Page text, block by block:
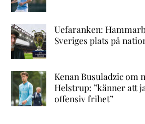
Uefaranken:
Sveriges plats på
Kenan Busuladzic om
Helstrup: ”känner att
offensiv frihet”